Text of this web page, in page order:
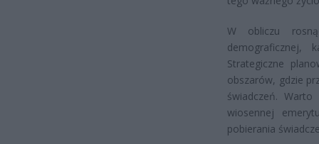
W obliczu
demograficznej,
Strategiczne
obszarów, gdzie
świadczeń.
wiosennej
pobierania